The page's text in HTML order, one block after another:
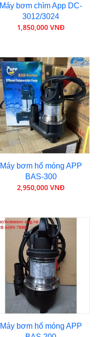
Máy bơm chìm App DC-
3012/3024
1,850,000 VNĐ
Máy bơm hố móng APP
BAS-300
2,950,000 VNĐ
Máy bơm hố móng APP